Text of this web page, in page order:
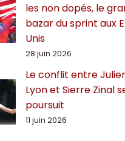
les non dopés, le
bazar du sprint aux
Unis
28 juin 2026
Le conflit entre
Lyon et Sierre Zinal
poursuit
11 juin 2026